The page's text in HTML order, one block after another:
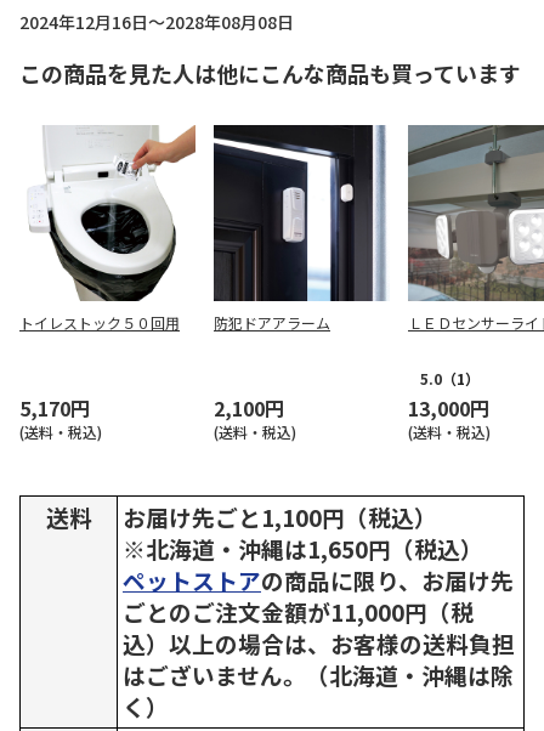
2024年12月16日～2028年08月08日
この商品を見た人は他にこんな商品も買っています
トイレストック５０回用
5,170円
(送料・税込)
防犯ドアアラーム
2,100円
(送料・税込)
ＬＥＤセンサーライ
5.0 （1）
13,000円
(送料・税込)
送料
お届け先ごと1,100円（税込）
※北海道・沖縄は1,650円（税込）
ペットストアの商品に限り、お届け先
ごとのご注文金額が11,000円（税
込）以上の場合は、お客様の送料負担
はございません。（北海道・沖縄は除
く）